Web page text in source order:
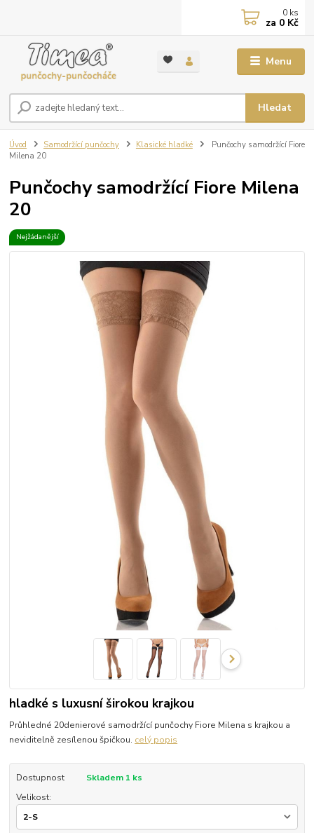
Menu
Hledat
0 ks
za 0 Kč
Úvod Samodržící punčochy Klasické hladké
Punčochy samodržící Fiore
Milena 20
Punčochy samodržící Fiore Milena
20
Nejžádanější
hladké s luxusní širokou krajkou
Průhledné 20denierové samodržící punčochy Fiore Milena s krajkou a
neviditelně zesílenou špičkou. celý popis
Dostupnost
Skladem 1 ks
Velikost: